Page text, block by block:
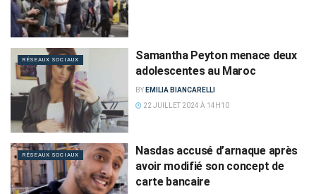
RÉSEAUX SOCIAUX
Samantha Peyton menace deux
adolescentes au Maroc
BY EMILIA BIANCARELLI
22 JUILLET 2024 À 14H10
RÉSEAUX SOCIAUX
Nasdas accusé d’arnaque après
avoir modifié son concept de
carte bancaire